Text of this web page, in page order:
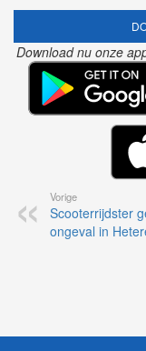
Download nu onze
Vorige
Scooterrijdster
ongeval in